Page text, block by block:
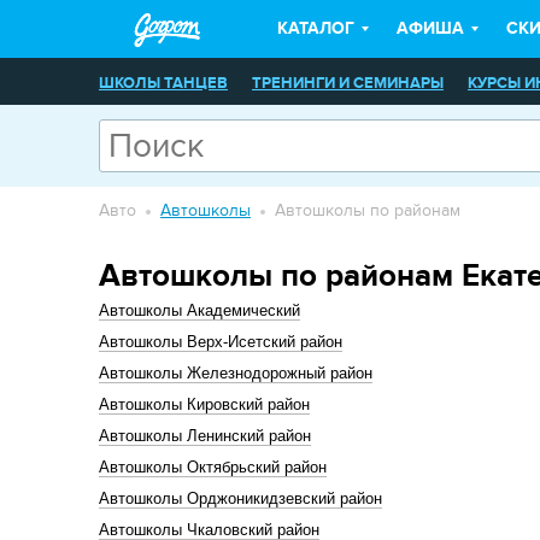
КАТАЛОГ АФИША
ШКОЛЫ ТАНЦЕВ ТРЕНИНГИ И СЕМИНАРЫ КУРСЫ
ШКОЛЫ КРАСОТЫ
КУРСЫ КАЛЛИГРАФИИ
Авто Автошколы Автошколы по районам
Автошколы по районам
Автошколы Академический
Автошколы Верх-Исетский район
Автошколы Железнодорожный район
Автошколы Кировский район
Автошколы Ленинский район
Автошколы Октябрьский район
Автошколы Орджоникидзевский район
Автошколы Чкаловский район